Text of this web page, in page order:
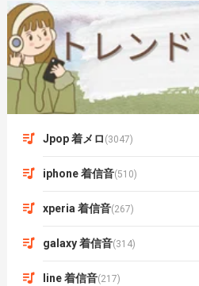
Jpop 着メロ (3047)
iphone 着信音(510)
xperia 着信音(267)
galaxy 着信音(314)
line 着信音(217)